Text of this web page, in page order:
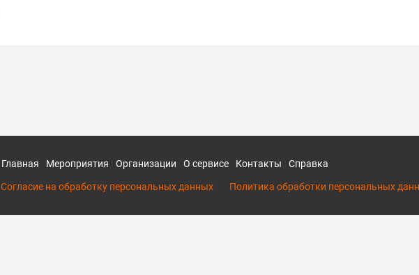
Главная Мероприятия Организации О сервисе Контакты Справка
Согласие на обработку персональных данных Политика обработки персональных